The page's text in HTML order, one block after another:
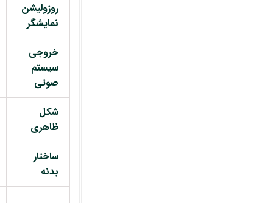
روزولیشن
نمایشگر
خروجی
سیستم
صوتی
شکل
ظاهری
ساختار
بدنه